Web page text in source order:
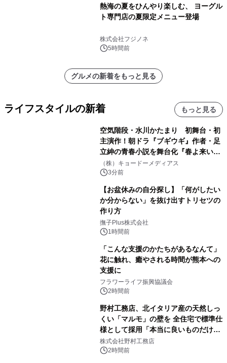
熱海の夏をひんやり楽しむ、 ヨーグル
ト専門店の夏限定メニュー登場
株式会社フジノネ
5時間前
グルメの新着をもっと見る
ライフスタイルの新着 もっと見る
空気階段・水川かたまり 初舞台・初
主演作！朝ドラ『ブギウギ』作者・足
立紳の青春小説を舞台化『春よ来い、
マジで来い』キービジュアル解禁！
（株）キョードーメディアス
3分前
【お盆休みの自分探し】「何がしたい
か分からない」を抜け出すトリセツの
作り方
撫子Plus株式会社
1時間前
「こんな支援のかたちがあるなんて」
花に触れ、癒やされる時間が熊本への
支援に
フラワーライフ振興協議会
2時間前
野村工務店、北イタリア産の天然しっ
くい「マルモ」の壁を 全住宅で標準仕
様として採用「本当に良いものだけに
こだわる」
株式会社野村工務店
2時間前